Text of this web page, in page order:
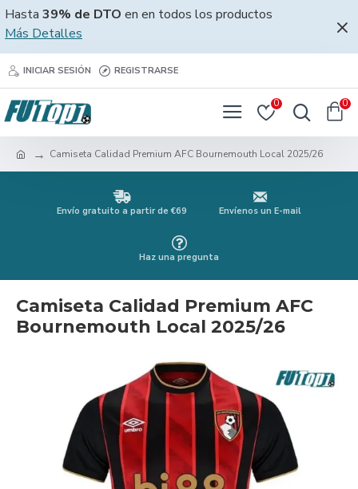
Hasta 39% de DTO en en todos los productos
Más Detalles
INICIAR SESIÓN REGISTRARSE
0 0
Camiseta Calidad Premium AFC Bournemouth Local 2025/26
Envío gratuito a partir de €69 Envíenos un E-mail
Haz una pregunta
Camiseta Calidad Premium AFC
Bournemouth Local 2025/26